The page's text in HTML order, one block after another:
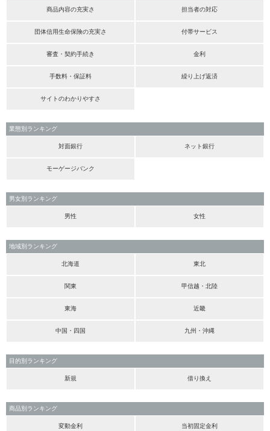
商品内容の充実さ 担当者の対応
団体信用生命保険の充実さ 付帯サービス
審査・契約手続き 金利
手数料・保証料 繰り上げ返済
サイトのわかりやすさ
業態別ランキング
対面銀行 ネット銀行
モーゲージバンク
男女別ランキング
男性 女性
地域別ランキング
北海道 東北
関東 甲信越・北陸
東海 近畿
中国・四国 九州・沖縄
目的別ランキング
新規 借り換え
商品別ランキング
変動金利 当初固定金利